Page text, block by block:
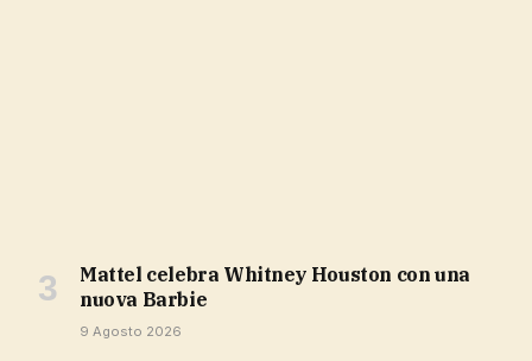
Mattel celebra Whitney Houston con una
nuova Barbie
9 Agosto 2026